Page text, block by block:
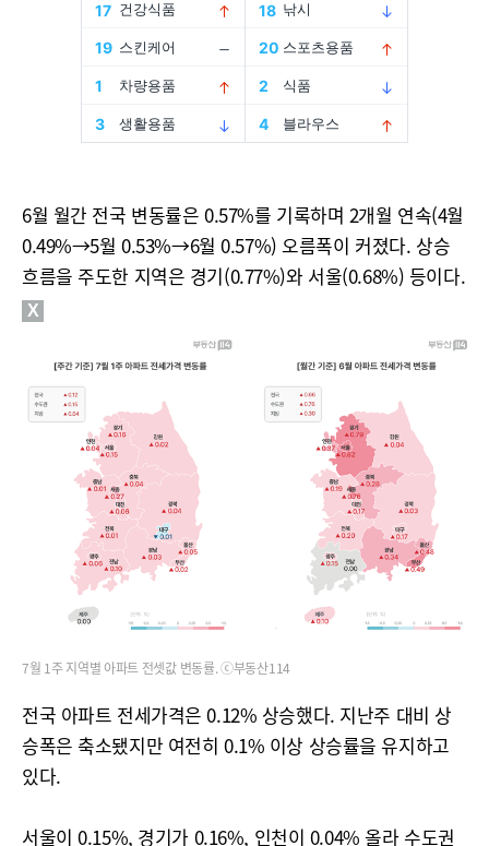
6월 월간 전국 변동률은 0.57%를 기록하며 2개월 연속(4월
0.49%→5월 0.53%→6월 0.57%) 오름폭이 커졌다. 상승
흐름을 주도한 지역은 경기(0.77%)와 서울(0.68%) 등이다.
7월 1주 지역별 아파트 전셋값 변동률. ⓒ부동산114
전국 아파트 전세가격은 0.12% 상승했다. 지난주 대비 상
승폭은 축소됐지만 여전히 0.1% 이상 상승률을 유지하고
있다.
서울이 0.15%, 경기가 0.16%, 인천이 0.04% 올라 수도권
X